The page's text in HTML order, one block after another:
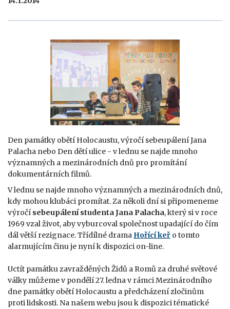
Den památky obětí Holocaustu, výročí sebeupálení Jana
Palacha nebo Den dětí ulice - v lednu se najde mnoho
významných a mezinárodních dnů pro promítání
dokumentárních filmů.
V lednu se najde mnoho významných a mezinárodních dnů,
kdy mohou klubáci promítat. Za několi dní si připomeneme
výročí sebeupálení studenta Jana Palacha, který si v roce
1969 vzal život, aby vyburcoval společnost upadající do čím
dál větší rezignace. Třídílné drama Hořící keř o tomto
alarmujícím činu je nyní k dispozici on-line.
Uctít památku zavražděných Židů a Romů za druhé světové
války můžeme v pondělí 27. ledna v rámci Mezinárodního
dne památky obětí Holocaustu a předcházení zločinům
proti lidskosti. Na našem webu jsou k dispozici tématické